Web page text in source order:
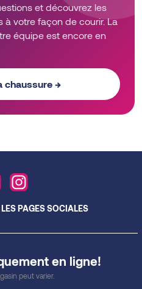
on
the
product
et découvrez les
votre façon de courir. La
équipe est encore en
chaussure →
en ligne!
peut varier.
PAGES SOCIALES